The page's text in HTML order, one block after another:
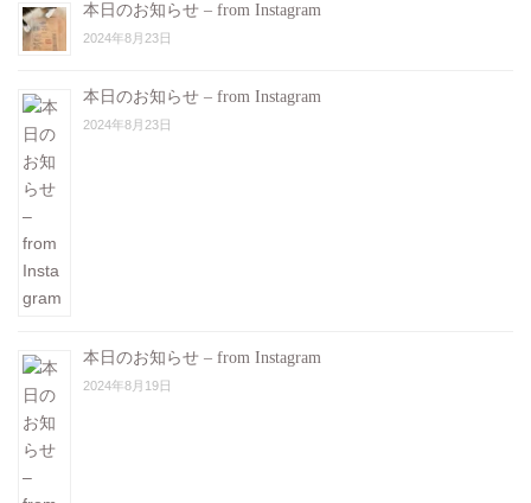
本日のお知らせ – from Instagram
2024年8月23日
本日のお知らせ – from Instagram
2024年8月23日
本日のお知らせ – from Instagram
2024年8月19日